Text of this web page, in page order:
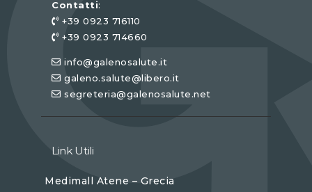
Contatti:
+39 0923 716110
+39 0923 714660
info@galenosalute.it
galeno.salute@libero.it
segreteria@galenosalute.net
Link Utili
Medimall Atene – Grecia